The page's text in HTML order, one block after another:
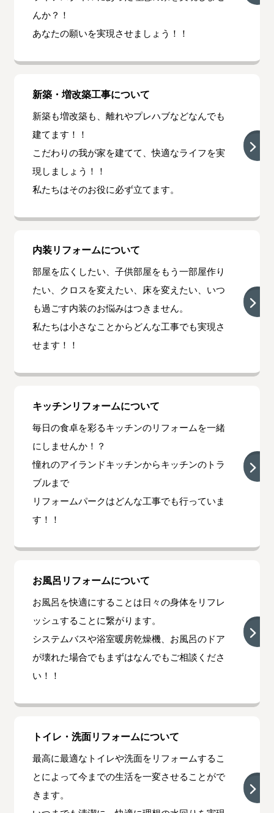
んか？！
あなたの願いを実現させましょう！！
新築・増改築工事について
新築も増改築も、離れやプレハブなどなんでも
建てます！！
こだわりの我が家を建てて、快適なライフを実
現しましょう！！
私たちはそのお役に必ず立てます。
内装リフォームについて
部屋を広くしたい、子供部屋をもう一部屋作り
たい、クロスを変えたい、床を変えたい、いつ
も過ごす内装のお悩みはつきません。
私たちは小さなことからどんな工事でも実現さ
せます！！
キッチンリフォームについて
毎日の食卓を彩るキッチンのリフォームを一緒
にしませんか！？
憧れのアイランドキッチンからキッチンのトラ
ブルまで
リフォームパークはどんな工事でも行っていま
す！！
お風呂リフォームについて
お風呂を快適にすることは日々の身体をリフレ
ッシュすることに繋がります。
システムバスや浴室暖房乾燥機、お風呂のドア
が壊れた場合でもまずはなんでもご相談くださ
い！！
トイレ・洗面リフォームについて
最高に最適なトイレや洗面をリフォームするこ
とによって今までの生活を一変させることがで
きます。